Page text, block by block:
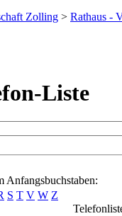
Zolling > Rathaus -
Liste
Anfangsbuchstaben:
S T V W Z